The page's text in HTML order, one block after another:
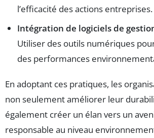
l’efficacité des actions entreprises.
Intégration de logiciels de
Utiliser des outils numériques
des performances
En adoptant ces pratiques, les
non seulement améliorer leur
également créer un élan vers un
responsable au niveau